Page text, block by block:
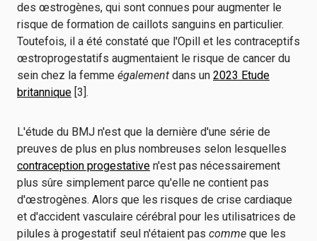
des œstrogènes, qui sont connues pour augmenter le
risque de formation de caillots sanguins en particulier.
Toutefois, il a été constaté que l'Opill et les contraceptifs
œstroprogestatifs augmentaient le risque de cancer du
sein chez la femme également dans un 2023 Etude
britannique [3].
L'étude du BMJ n'est que la dernière d'une série de
preuves de plus en plus nombreuses selon lesquelles
contraception progestative n'est pas nécessairement
plus sûre simplement parce qu'elle ne contient pas
d'œstrogènes. Alors que les risques de crise cardiaque
et d'accident vasculaire cérébral pour les utilisatrices de
pilules à progestatif seul n'étaient pas comme que les